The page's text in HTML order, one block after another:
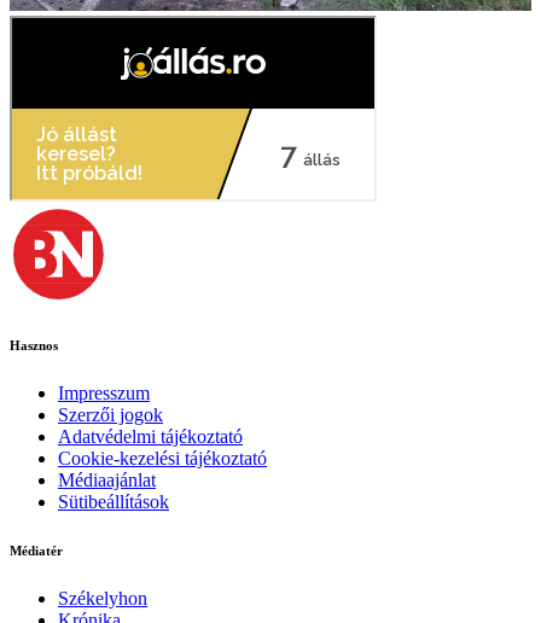
Hasznos
Impresszum
Szerzői jogok
Adatvédelmi tájékoztató
Cookie-kezelési tájékoztató
Médiaajánlat
Sütibeállítások
Médiatér
Székelyhon